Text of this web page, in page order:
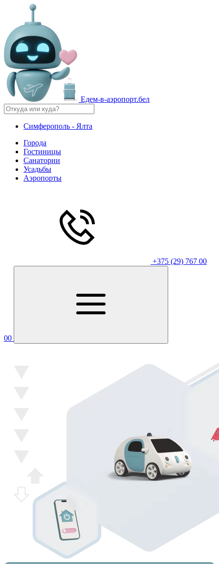
Едем-в-аэропорт.бел
Симферополь - Ялта
Города
Гостиницы
Санатории
Усадьбы
Аэропорты
+375 (29) 767 00
00